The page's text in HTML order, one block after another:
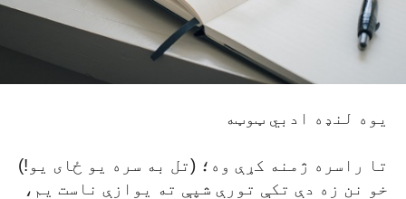
يوه لنډه ادبي ټوټه
تا راسره ژمنه کړې وه؛ (تل به سره يو ځای يو!)
خو نن زه دې تکې تورې شپې ته يوازې ناست يم،